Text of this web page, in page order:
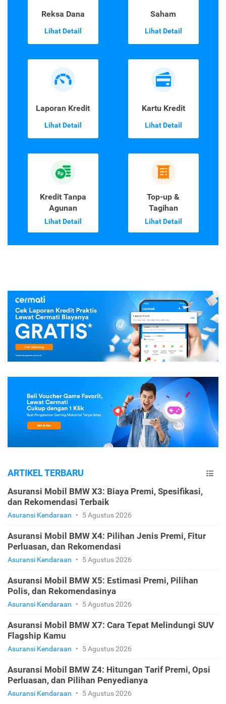
Reksa Dana
Lihat Detail
Saham
Lihat Detail
Laporan Kredit
Lihat Detail
Kartu Kredit
Lihat Detail
Kredit Tanpa
Agunan
Lihat Detail
Top-up &
Tagihan
Lihat Detail
ARTIKEL TERBARU
Asuransi Mobil BMW X3: Biaya Premi, Spesifikasi,
dan Rekomendasi Terbaik
Asuransi Kendaraan • 5 Agustus 2026
Asuransi Mobil BMW X4: Pilihan Jenis Premi, Fitur
Perluasan, dan Rekomendasi
Asuransi Kendaraan • 5 Agustus 2026
Asuransi Mobil BMW X5: Estimasi Premi, Pilihan
Polis, dan Rekomendasinya
Asuransi Kendaraan • 5 Agustus 2026
Asuransi Mobil BMW X7: Cara Tepat Melindungi SUV
Flagship Kamu
Asuransi Kendaraan • 5 Agustus 2026
Asuransi Mobil BMW Z4: Hitungan Tarif Premi, Opsi
Perluasan, dan Pilihan Penyedianya
Asuransi Kendaraan • 5 Agustus 2026